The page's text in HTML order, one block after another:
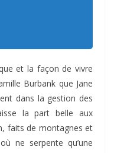
et la façon de vivre
Burbank que Jane
dans la gestion des
la part belle aux
faits de montagnes et
ne serpente qu’une